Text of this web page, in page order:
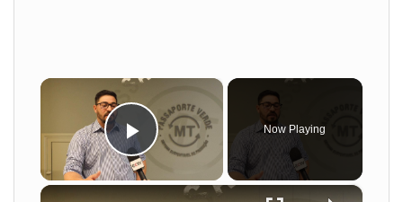
×
Play Video
Now Playing
×